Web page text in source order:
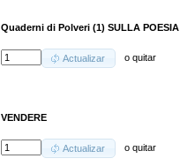
Quaderni di Polveri (1) SULLA POESIA
Actualizar oquitar
VENDERE
Actualizar oquitar